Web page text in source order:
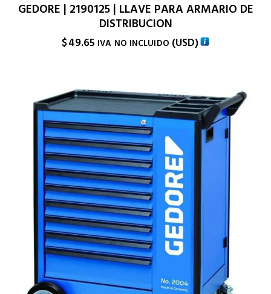
GEDORE | 2190125 | LLAVE PARA ARMARIO DE
DISTRIBUCION
$49.65 IVA NO INCLUIDO (USD)